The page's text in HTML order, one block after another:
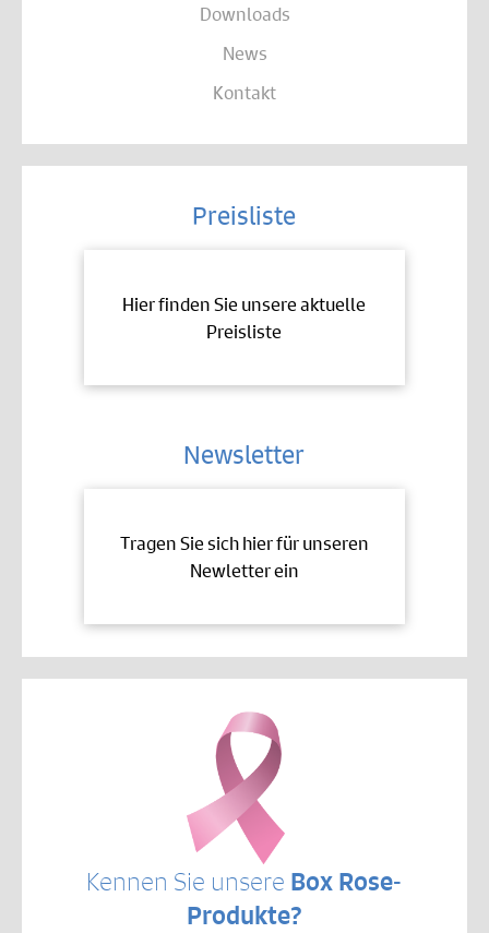
Downloads
News
Kontakt
Preisliste
Hier finden Sie unsere aktuelle
Preisliste
Newsletter
Tragen Sie sich hier für unseren
Newletter ein
Kennen Sie unsere Box Rose-
Produkte?